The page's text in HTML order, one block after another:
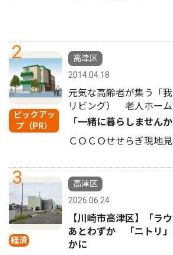
2
ピックアッ
プ（PR）
高津区
2014.04.18
元気な高齢者が集う「
リビング） 老人ホー
「一緒に暮らしませんか
ＣＯＣＯせせらぎ現地
3
経済
高津区
2026.06.24
【川崎市高津区】「ラ
あとわずか 「ニトリ」
かに